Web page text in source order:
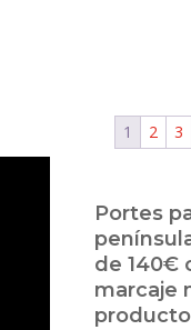
1 2 3
Portes
de 140€
marcaje